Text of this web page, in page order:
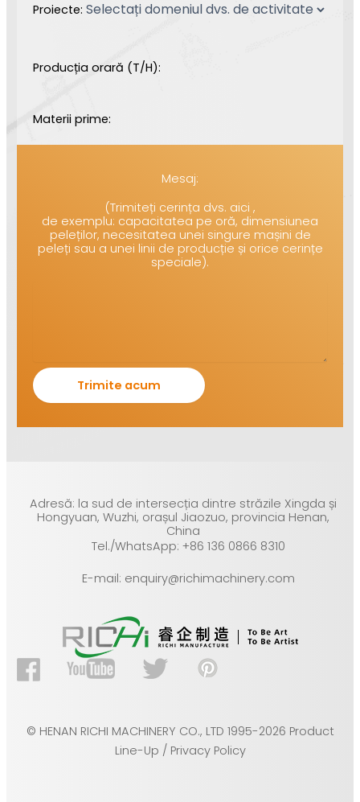
Proiecte:
Producția orară (T/H):
Materii prime:
Mesaj:
(Trimiteți cerința dvs. aici ,
de exemplu: capacitatea pe oră, dimensiunea
peleților, necesitatea unei singure mașini de
peleți sau a unei linii de producție și orice cerințe
speciale).
Adresă: la sud de intersecția dintre străzile Xingda și
Hongyuan, Wuzhi, orașul Jiaozuo, provincia Henan,
China
Tel./WhatsApp: +86 136 0866 8310
E-mail: enquiry@richimachinery.com
© HENAN RICHI MACHINERY CO., LTD 1995-2026 Product
Line-Up / Privacy Policy